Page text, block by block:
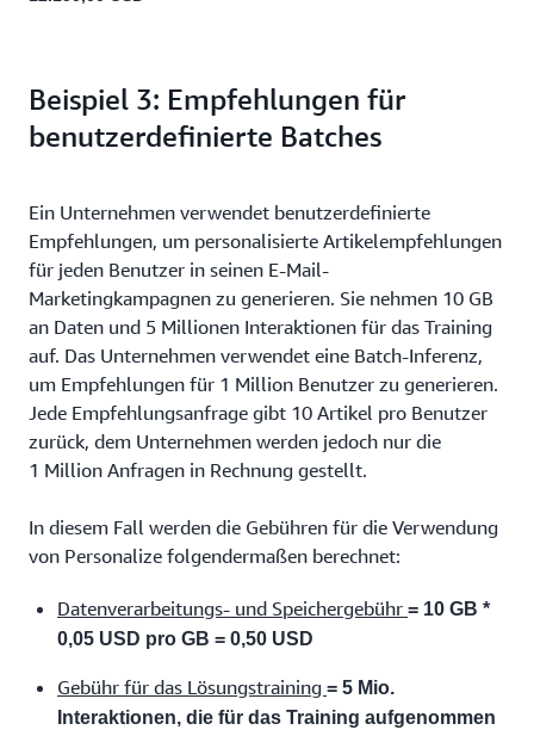
Beispiel 3: Empfehlungen für
benutzerdefinierte Batches
Ein Unternehmen verwendet benutzerdefinierte
Empfehlungen, um personalisierte Artikelempfehlungen
für jeden Benutzer in seinen E-Mail-
Marketingkampagnen zu generieren. Sie nehmen 10 GB
an Daten und 5 Millionen Interaktionen für das Training
auf. Das Unternehmen verwendet eine Batch-Inferenz,
um Empfehlungen für 1 Million Benutzer zu generieren.
Jede Empfehlungsanfrage gibt 10 Artikel pro Benutzer
zurück, dem Unternehmen werden jedoch nur die
1 Million Anfragen in Rechnung gestellt.
In diesem Fall werden die Gebühren für die Verwendung
von Personalize folgendermaßen berechnet:
Datenverarbeitungs- und Speichergebühr = 10 GB *
0,05 USD pro GB = 0,50 USD
Gebühr für das Lösungstraining = 5 Mio.
Interaktionen, die für das Training aufgenommen